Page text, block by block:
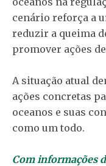
cenário reforça a
reduzir a queima
promover ações
A situação atual
ações concretas
oceanos e suas
como um todo.
Com informações